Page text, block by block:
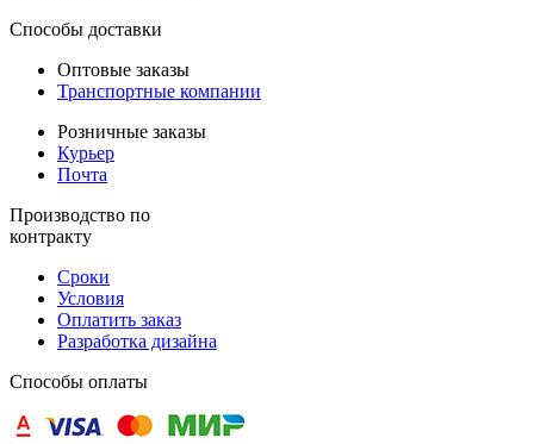
Способы доставки
Оптовые заказы
Транспортные компании
Розничные заказы
Курьер
Почта
Производство по
контракту
Сроки
Условия
Оплатить заказ
Разработка дизайна
Способы оплаты